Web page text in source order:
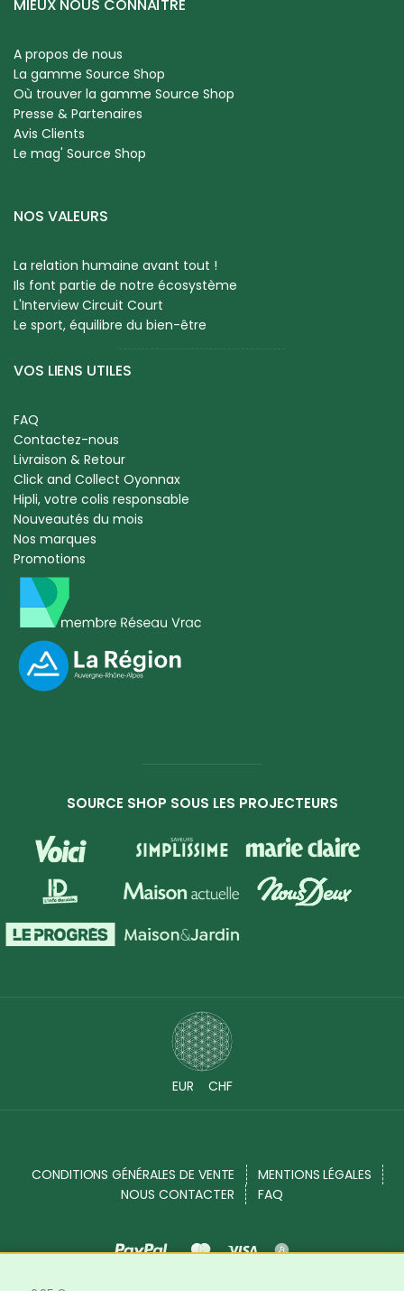
MIEUX NOUS CONNAÎTRE
A propos de nous
La gamme Source Shop
Où trouver la gamme Source Shop
Presse & Partenaires
Avis Clients
Le mag' Source Shop
NOS VALEURS
La relation humaine avant tout !
Ils font partie de notre écosystème
L'Interview Circuit Court
Le sport, équilibre du bien-être
VOS LIENS UTILES
FAQ
Contactez-nous
Livraison & Retour
Click and Collect Oyonnax
Hipli, votre colis responsable
Nouveautés du mois
Nos marques
Promotions
SOURCE SHOP SOUS LES PROJECTEURS
EUR CHF
CONDITIONS GÉNÉRALES DE VENTE
MENTIONS LÉGALES
NOUS CONTACTER
FAQ